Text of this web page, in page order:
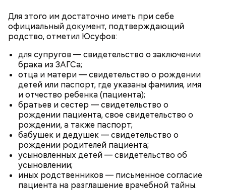
Для этого им достаточно иметь при себе
официальный документ, подтверждающий
родство, отметил Юсуфов:
для супругов — свидетельство о заключении
брака из ЗАГСа;
отца и матери — свидетельство о рождении
детей или паспорт, где указаны фамилия, имя
и отчество ребенка (пациента);
братьев и сестер — свидетельство о
рождении пациента, свое свидетельство о
рождении, а также паспорт;
бабушек и дедушек — свидетельство о
рождении родителей пациента;
усыновленных детей — свидетельство об
усыновлении;
иных родственников — письменное согласие
пациента на разглашение врачебной тайны.
День «Счастье случается» был инициирован
Тайным обществом счастливых людей, чтобы
напомнить людям, что счастье на самом деле
Кабачки, тушеные с курицей